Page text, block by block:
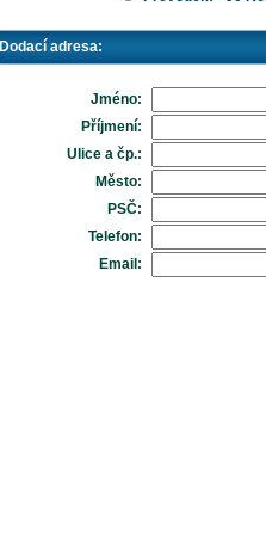
Dodací adresa:
Jméno:
Příjmení:
Ulice a čp.:
Město:
PSČ:
Telefon:
Email: